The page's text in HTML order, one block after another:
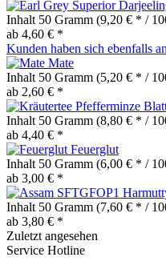
Inhalt 50 Gramm (9,20 € * /
ab 4,60 € *
Kunden haben sich ebenfalls
Mate
Inhalt 50 Gramm (5,20 € * /
ab 2,60 € *
Inhalt 50 Gramm (8,80 € * /
ab 4,40 € *
Feuerglut
Inhalt 50 Gramm (6,00 € * /
ab 3,00 € *
Inhalt 50 Gramm (7,60 € * /
ab 3,80 € *
Zuletzt angesehen
Service Hotline